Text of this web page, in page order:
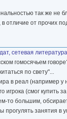
так же не
от прочих
сетевая литература
гомосячьем
по свету"...
в реал (например у
(смог купить
то большим,
прогулять занятия в